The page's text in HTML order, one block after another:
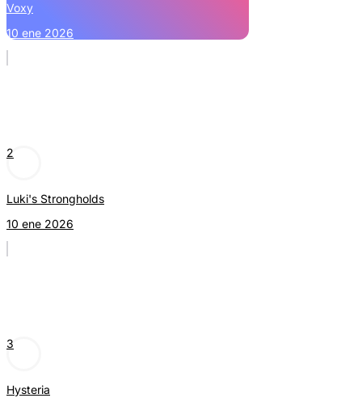
Voxy
10 ene 2026
2
Luki's Strongholds
10 ene 2026
3
Hysteria